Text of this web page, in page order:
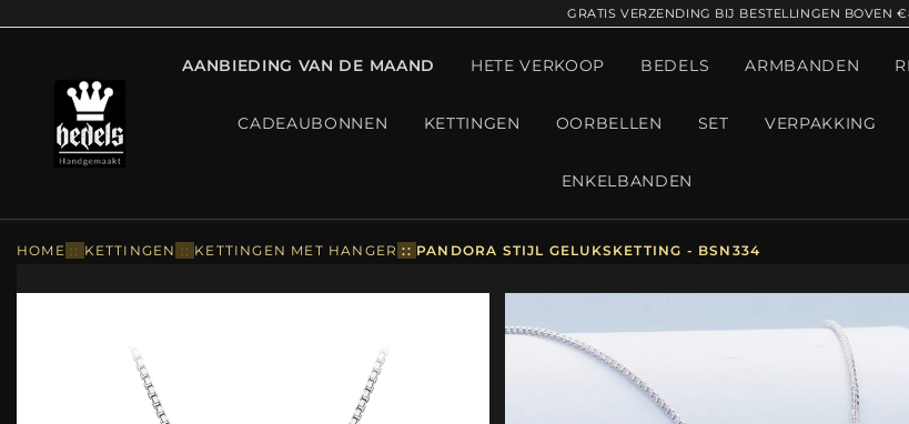
GRATIS VERZENDING BIJ BESTELLINGEN BOVEN
AANBIEDING VAN DE MAAND HETE VERKOOP BEDELS ARMBANDEN
CADEAUBONNEN KETTINGEN OORBELLEN SET VERPAKKING
ENKELBANDEN
HOME :: KETTINGEN :: KETTINGEN MET HANGER :: PANDORA STIJL GELUKSKETTING - BSN334